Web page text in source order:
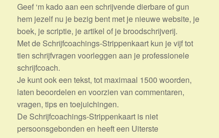
Geef ‘m kado aan een schrijvende dierbare of gun
hem jezelf nu je bezig bent met je nieuwe website, je
boek, je scriptie, je artikel of je broodschrijverij.
Met de Schrijfcoachings-Strippenkaart kun je vijf tot
tien schrijfvragen voorleggen aan je professionele
schrijfcoach.
Je kunt ook een tekst, tot maximaal 1500 woorden,
laten beoordelen en voorzien van commentaren,
vragen, tips en toejuichingen.
De Schrijfcoachings-Strippenkaart is niet
persoonsgebonden en heeft een Uiterste